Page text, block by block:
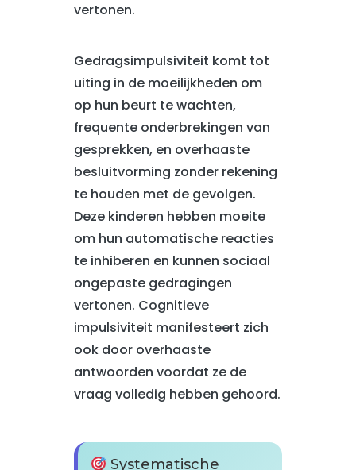
vertonen.
Gedragsimpulsiviteit komt tot
uiting in de moeilijkheden om
op hun beurt te wachten,
frequente onderbrekingen van
gesprekken, en overhaaste
besluitvorming zonder rekening
te houden met de gevolgen.
Deze kinderen hebben moeite
om hun automatische reacties
te inhiberen en kunnen sociaal
ongepaste gedragingen
vertonen. Cognitieve
impulsiviteit manifesteert zich
ook door overhaaste
antwoorden voordat ze de
vraag volledig hebben gehoord.
Systematische